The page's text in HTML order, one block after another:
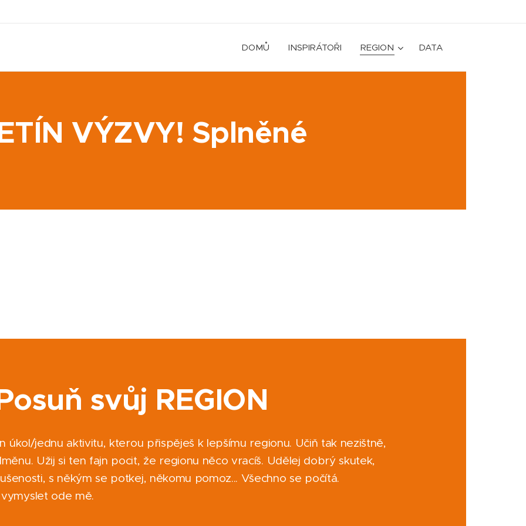
DOMŮ INSPIRÁTOŘI REGION DATA
VÝZVY! Splněné
svůj REGION
úkol/jednu aktivitu, kterou přispěješ k lepšímu regionu. Učiň tak nezištně,
Užij si ten fajn pocit, že regionu něco vracíš. Udělej dobrý skutek,
s někým se potkej, někomu pomoz... Všechno se počítá.
ode mě.